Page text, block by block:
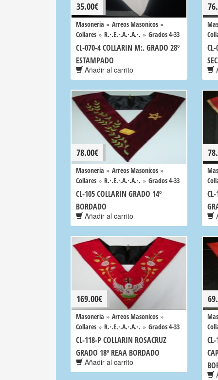
35.00€
Masoneria » Arreos Masonicos »
Collares » R.·.E.·.A.·.A.·. » Grados 4-33
CL-070-4 COLLARIN M:. GRADO 28º
ESTAMPADO
Añadir al carrito
78.00€
Masoneria » Arreos Masonicos »
Collares » R.·.E.·.A.·.A.·. » Grados 4-33
CL-105 COLLARIN GRADO 14º
BORDADO
Añadir al carrito
169.00€
Masoneria » Arreos Masonicos »
Collares » R.·.E.·.A.·.A.·. » Grados 4-33
CL-118-P COLLARIN ROSACRUZ
GRADO 18º REAA BORDADO
Añadir al carrito